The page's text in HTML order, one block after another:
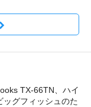
TX-66TN、ハイ
ッグフィッシュのた